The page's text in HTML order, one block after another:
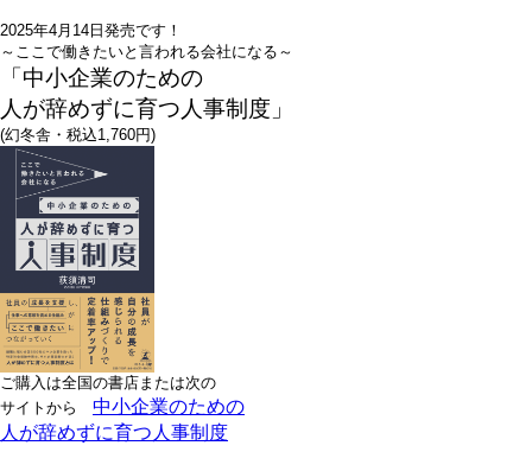
2025年4月14日発売です！
～ここで働きたいと言われる会社になる～
「中小企業のための
人が辞めずに育つ人事制度」
(幻冬舎・税込1,760円)
ご購入は全国の書店または次の
サイトから 中小企業のための
人が辞めずに育つ人事制度